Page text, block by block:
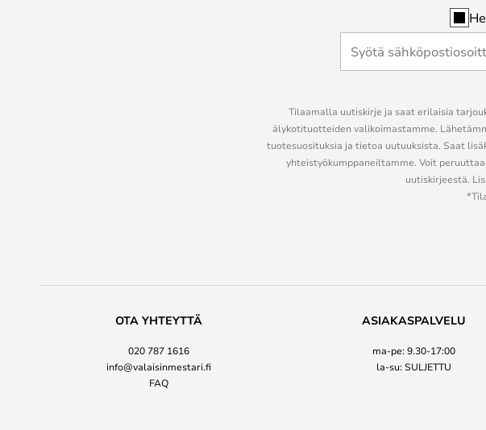
Tilaamalla uutiskirje ja saat erilaisia
älykotituotteiden valikoimastamme.
tuotesuosituksia ja tietoa uutuuksista. Saat
yhteistyökumppaneiltamme. Voit
uutiskirjeestä.
OTA YHTEYTTÄ
020 787 1616
info@valaisinmestari.fi
FAQ
ASIAKASPALVELU
ma-pe: 9.30-17:00
la-su: SULJETTU